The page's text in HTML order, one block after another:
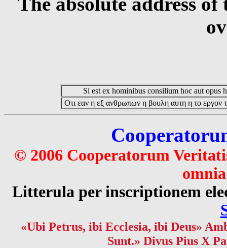
Si est ex hominibus consilium hoc aut opus
Οτι εαν η εξ ανθρωπων η βουλη αυτη η το εργον
© 2006 Cooperatorum
Litterula per inscriptionem
«Ubi Petrus, ibi Ecclesia, ibi Deus»
Sunt.» Divus Pius X